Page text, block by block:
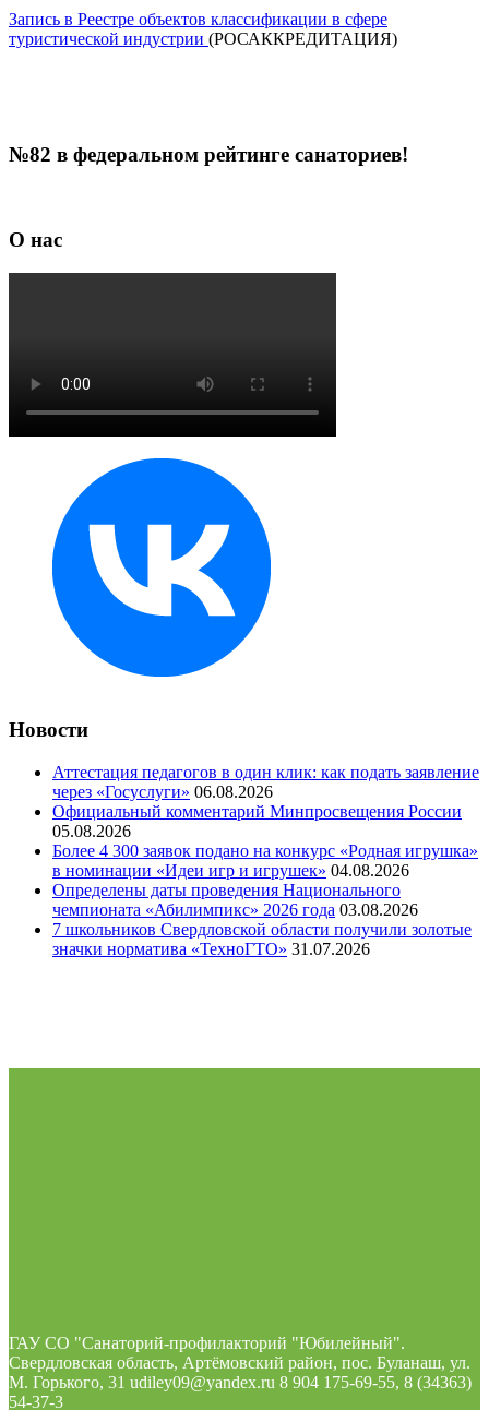
Запись в Реестре объектов классификации в сфере
туристической индустрии (РОСАККРЕДИТАЦИЯ)
№82 в федеральном рейтинге санаториев!
О нас
Новости
Аттестация педагогов в один клик: как подать заявление
через «Госуслуги» 06.08.2026
Официальный комментарий Минпросвещения России
05.08.2026
Более 4 300 заявок подано на конкурс «Родная игрушка»
в номинации «Идеи игр и игрушек» 04.08.2026
Определены даты проведения Национального
чемпионата «Абилимпикс» 2026 года 03.08.2026
7 школьников Свердловской области получили золотые
значки норматива «ТехноГТО» 31.07.2026
ГАУ СО "Санаторий-профилакторий "Юбилейный".
Свердловская область, Артёмовский район, пос. Буланаш, ул.
М. Горького, 31 udiley09@yandex.ru 8 904 175-69-55, 8 (34363)
54-37-3